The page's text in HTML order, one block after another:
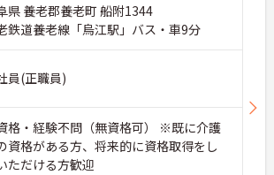
県 養老郡養老町 船附1344
鉄道養老線「烏江駅」バス・車9分
員(正職員)
格・経験不問（無資格可） ※既に介護
資格がある方、将来的に資格取得をし
ただける方歓迎